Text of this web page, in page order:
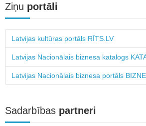
Ziņu portāli
Latvijas kultūras portāls RĪTS.LV
Latvijas Nacionālais biznesa katalogs
Latvijas Nacionālais biznesa portāls
Sadarbības partneri